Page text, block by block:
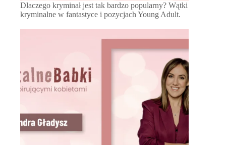
Dlaczego kryminał jest tak bardzo popularny? Wątki
kryminalne w fantastyce i pozycjach Young Adult.